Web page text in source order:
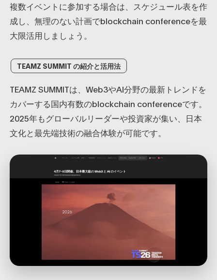
複数イベントに参加する場合は、スケジュール表を作
成し、無理のない計画でblockchain conferenceを最
大限活用しましょう。
TEAMZ SUMMIT の紹介と活用法
TEAMZ SUMMITは、Web3やAI分野の最新トレンドを
カバーする国内有数のblockchain conferenceです。
2025年もグローバルリーダーや投資家が集い、日本
文化と最先端技術の融合体験が可能です。